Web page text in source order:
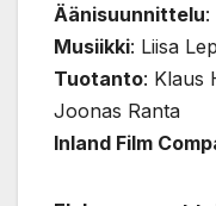
Äänisuunnittelu:
Musiikki: Liisa
Tuotanto: Klaus
Joonas Ranta
Inland Film